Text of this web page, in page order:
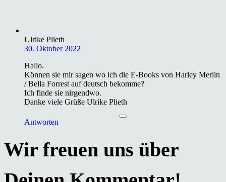
Ulrike Plieth
30. Oktober 2022
Hallo.
Können sie mir sagen wo ich die E-Books von Harley Merlin
/ Bella Forrest auf deutsch bekomme?
Ich finde sie nirgendwo.
Danke viele Grüße Ulrike Plieth
Antworten